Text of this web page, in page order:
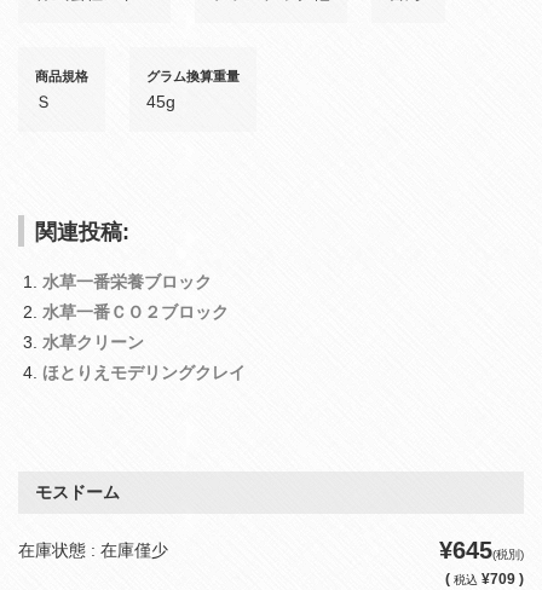
商品規格
Ｓ
グラム換算重量
45g
関連投稿:
水草一番栄養ブロック
水草一番ＣＯ２ブロック
水草クリーン
ほとりえモデリングクレイ
モスドーム
在庫状態 : 在庫僅少 ¥645(税別)
( 税込 ¥709 )